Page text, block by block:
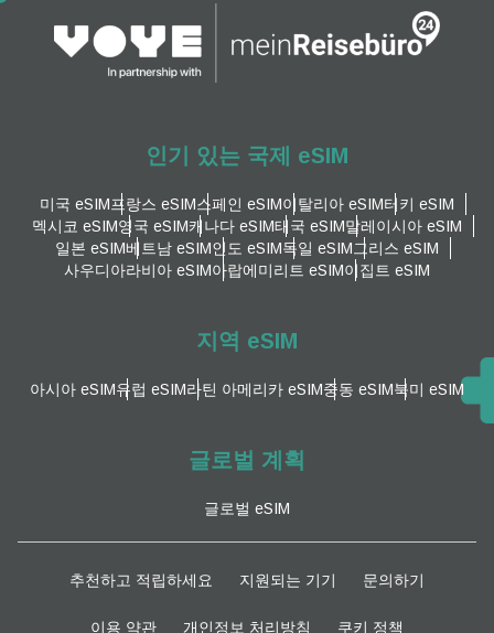
인기 있는 국제 eSIM
미국 eSIM프랑스 eSIM스페인 eSIM이탈리아 eSIM터키 eSIM
멕시코 eSIM영국 eSIM캐나다 eSIM태국 eSIM말레이시아 eSIM
일본 eSIM베트남 eSIM인도 eSIM독일 eSIM그리스 eSIM
사우디아라비아 eSIM아랍에미리트 eSIM이집트 eSIM
지역 eSIM
아시아 eSIM유럽 ​​eSIM라틴 아메리카 eSIM중동 eSIM북미 eSIM
글로벌 계획
글로벌 eSIM
추천하고 적립하세요 지원되는 기기 문의하기
이용 약관 개인정보 처리방침 쿠키 정책